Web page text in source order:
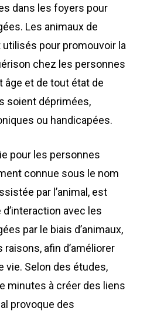
dans les foyers pour
Les animaux de
pour promouvoir la
chez les personnes
âge et de tout état de
soient déprimées,
ou handicapées.
pour les personnes
connue sous le nom
par l’animal, est
avec les
par le biais d’animaux,
raisons, afin d’améliorer
vie. Selon des études,
minutes à créer des liens
provoque des